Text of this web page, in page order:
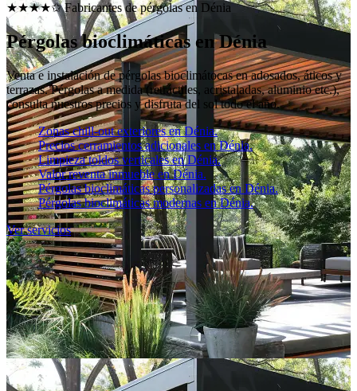
★★★★✩ Fabricantes de pérgolas en Dénia
Pérgolas bioclimáticas en Dénia
Venta e instalación de pérgolas bioclimátocas en adosados, áticos y
terrazas. Pérgolas a medida (retráctiles, acristaladas, aluminio etc.),
consulta nuestros precios y disfruta del sol todo el año.
Zonas chill-out exteriores en Dénia.
Precios cerramientos adicionales en Dénia.
Limpieza toldos verticales en Dénia.
Valor reventa inmueble en Dénia.
Pérgolas bioclimáticas personalizadas en Dénia.
Pérgolas bioclimáticas modernas en Dénia.
Ver servicios